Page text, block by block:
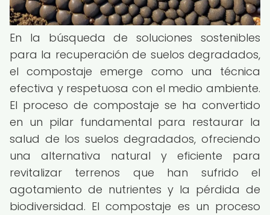
En la búsqueda de soluciones sostenibles
para la recuperación de suelos degradados,
el compostaje emerge como una técnica
efectiva y respetuosa con el medio ambiente.
El proceso de compostaje se ha convertido
en un pilar fundamental para restaurar la
salud de los suelos degradados, ofreciendo
una alternativa natural y eficiente para
revitalizar terrenos que han sufrido el
agotamiento de nutrientes y la pérdida de
biodiversidad. El compostaje es un proceso